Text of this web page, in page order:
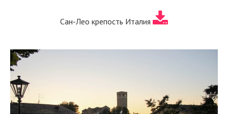
Сан-Лео крепость Италия